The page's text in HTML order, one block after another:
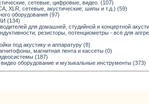
сетевые, цифровые, видео. (107)
XLR, сетевые, акустические; шипы и т.д.) (59)
оборудования (97)
(134)
для домашней, студийной и концертной
резисторы, потенциометры - всё для
под акустику и аппаратуру (8)
магнитная лента и кассеты (0)
(187)
оборудование и музыкальные инструменты (373)